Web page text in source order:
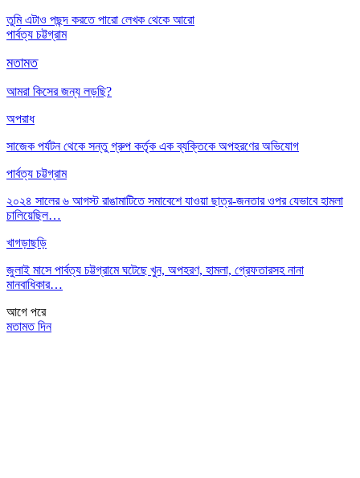
তুমি এটাও পছন্দ করতে পারো লেখক থেকে আরো
পার্বত্য চট্টগ্রাম
মতামত
আমরা কিসের জন্য লড়ছি?
অপরাধ
সাজেক পর্যটন থেকে সন্তু গ্রুপ কর্তৃক এক ব্যক্তিকে অপহরণের অভিযোগ
পার্বত্য চট্টগ্রাম
২০২৪ সালের ৬ আগস্ট রাঙামাটিতে সমাবেশে যাওয়া ছাত্র-জনতার ওপর যেভাবে হামলা
চালিয়েছিল…
খাগড়াছড়ি
জুলাই মাসে পার্বত্য চট্টগ্রামে ঘটেছে খুন, অপহরণ, হামলা, গ্রেফতারসহ নানা
মানবাধিকার…
আগে পরে
মতামত দিন